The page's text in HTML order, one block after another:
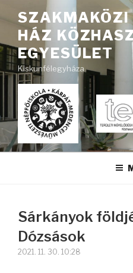
Tartalomhoz
SZAKMAKÖZI
HÁZ
EGYESÜLET
Kiskunfélegyháza
Sárkányok
Dózsások
2021. 11. 30. 10:28